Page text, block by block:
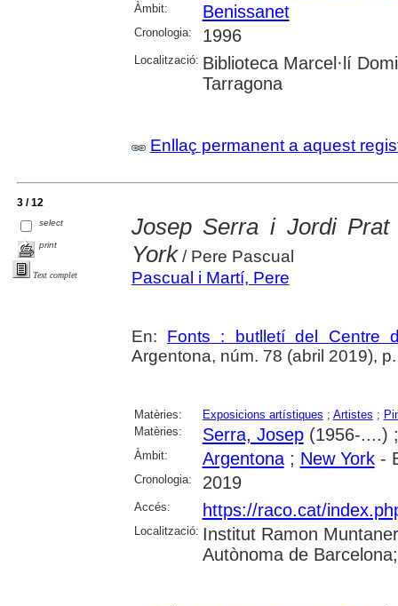
Àmbit: Benissanet
Cronologia: 1996
Localització: Biblioteca Marcel·lí
Tarragona
Enllaç permanent a aquest
3 / 12
select
print
Text complet
Josep Serra i Jordi
York/ Pere Pascual
Pascual i Martí, Pere
En: Fonts : butlletí del Centre
Argentona, núm. 78 (abril 2019),
Matèries: Exposicions artístiques ; Artistes ;
Matèries:
Serra, Josep(1956-....)
Àmbit: Argentona; New York-
Cronologia: 2019
Accés: https://raco.cat/
Localització: Institut Ramon
Autònoma de